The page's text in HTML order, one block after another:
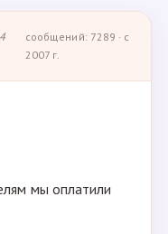
сообщений: 7289 · с
2007 г.
мы оплатили